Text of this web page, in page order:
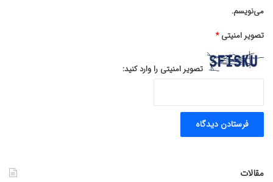
می‌نویسم.
تصویر امنیتی*
تصویر امنیتی را وارد کنید:
مقالات